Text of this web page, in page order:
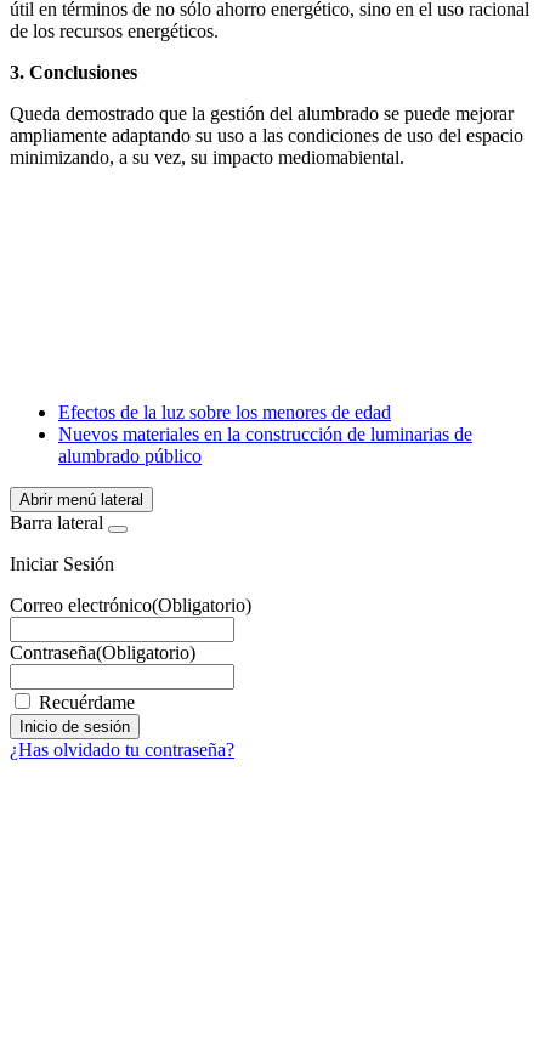
útil en términos de no sólo ahorro energético, sino en el uso racional
de los recursos energéticos.
3. Conclusiones
Queda demostrado que la gestión del alumbrado se puede mejorar
ampliamente adaptando su uso a las condiciones de uso del espacio
minimizando, a su vez, su impacto mediomabiental.
WhatsApp
Efectos de la luz sobre los menores de edad
Nuevos materiales en la construcción de luminarias de
alumbrado público
Abrir menú lateral
Barra lateral
Iniciar Sesión
Correo electrónico(Obligatorio)
Contraseña(Obligatorio)
Recuérdame
¿Has olvidado tu contraseña?